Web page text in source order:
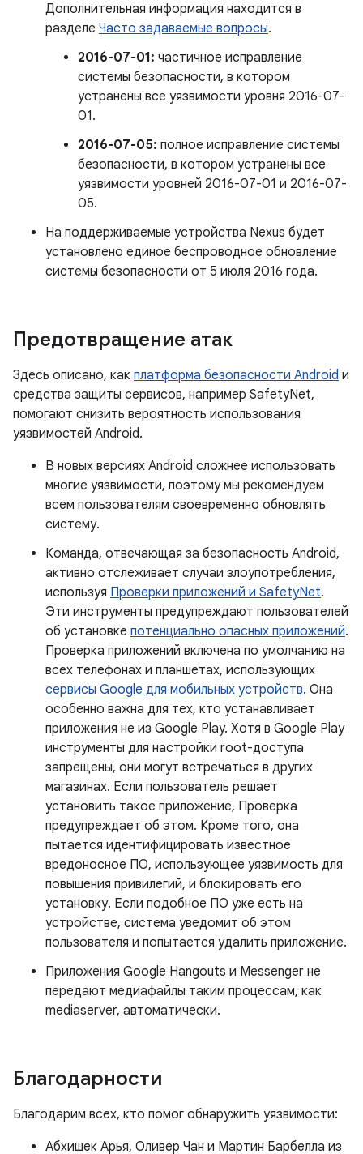
Дополнительная информация находится в
разделе Часто задаваемые вопросы.
2016-07-01: частичное исправление
системы безопасности, в котором
устранены все уязвимости уровня 2016-07-
01.
2016-07-05: полное исправление системы
безопасности, в котором устранены все
уязвимости уровней 2016-07-01 и 2016-07-
05.
На поддерживаемые устройства Nexus будет
установлено единое беспроводное обновление
системы безопасности от 5 июля 2016 года.
Предотвращение атак
Здесь описано, как платформа безопасности Android и
средства защиты сервисов, например SafetyNet,
помогают снизить вероятность использования
уязвимостей Android.
В новых версиях Android сложнее использовать
многие уязвимости, поэтому мы рекомендуем
всем пользователям своевременно обновлять
систему.
Команда, отвечающая за безопасность Android,
активно отслеживает случаи злоупотребления,
используя Проверки приложений и SafetyNet.
Эти инструменты предупреждают пользователей
об установке потенциально опасных приложений.
Проверка приложений включена по умолчанию на
всех телефонах и планшетах, использующих
сервисы Google для мобильных устройств. Она
особенно важна для тех, кто устанавливает
приложения не из Google Play. Хотя в Google Play
инструменты для настройки root-доступа
запрещены, они могут встречаться в других
магазинах. Если пользователь решает
установить такое приложение, Проверка
предупреждает об этом. Кроме того, она
пытается идентифицировать известное
вредоносное ПО, использующее уязвимость для
повышения привилегий, и блокировать его
установку. Если подобное ПО уже есть на
устройстве, система уведомит об этом
пользователя и попытается удалить приложение.
Приложения Google Hangouts и Messenger не
передают медиафайлы таким процессам, как
mediaserver, автоматически.
Благодарности
Благодарим всех, кто помог обнаружить уязвимости:
Абхишек Арья, Оливер Чан и Мартин Барбелла из